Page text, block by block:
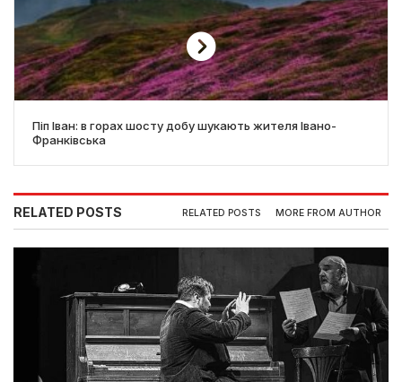
Піп Іван: в горах шосту добу шукають жителя Івано-
Франківська
RELATED POSTS RELATED POSTS MORE FROM AUTHOR